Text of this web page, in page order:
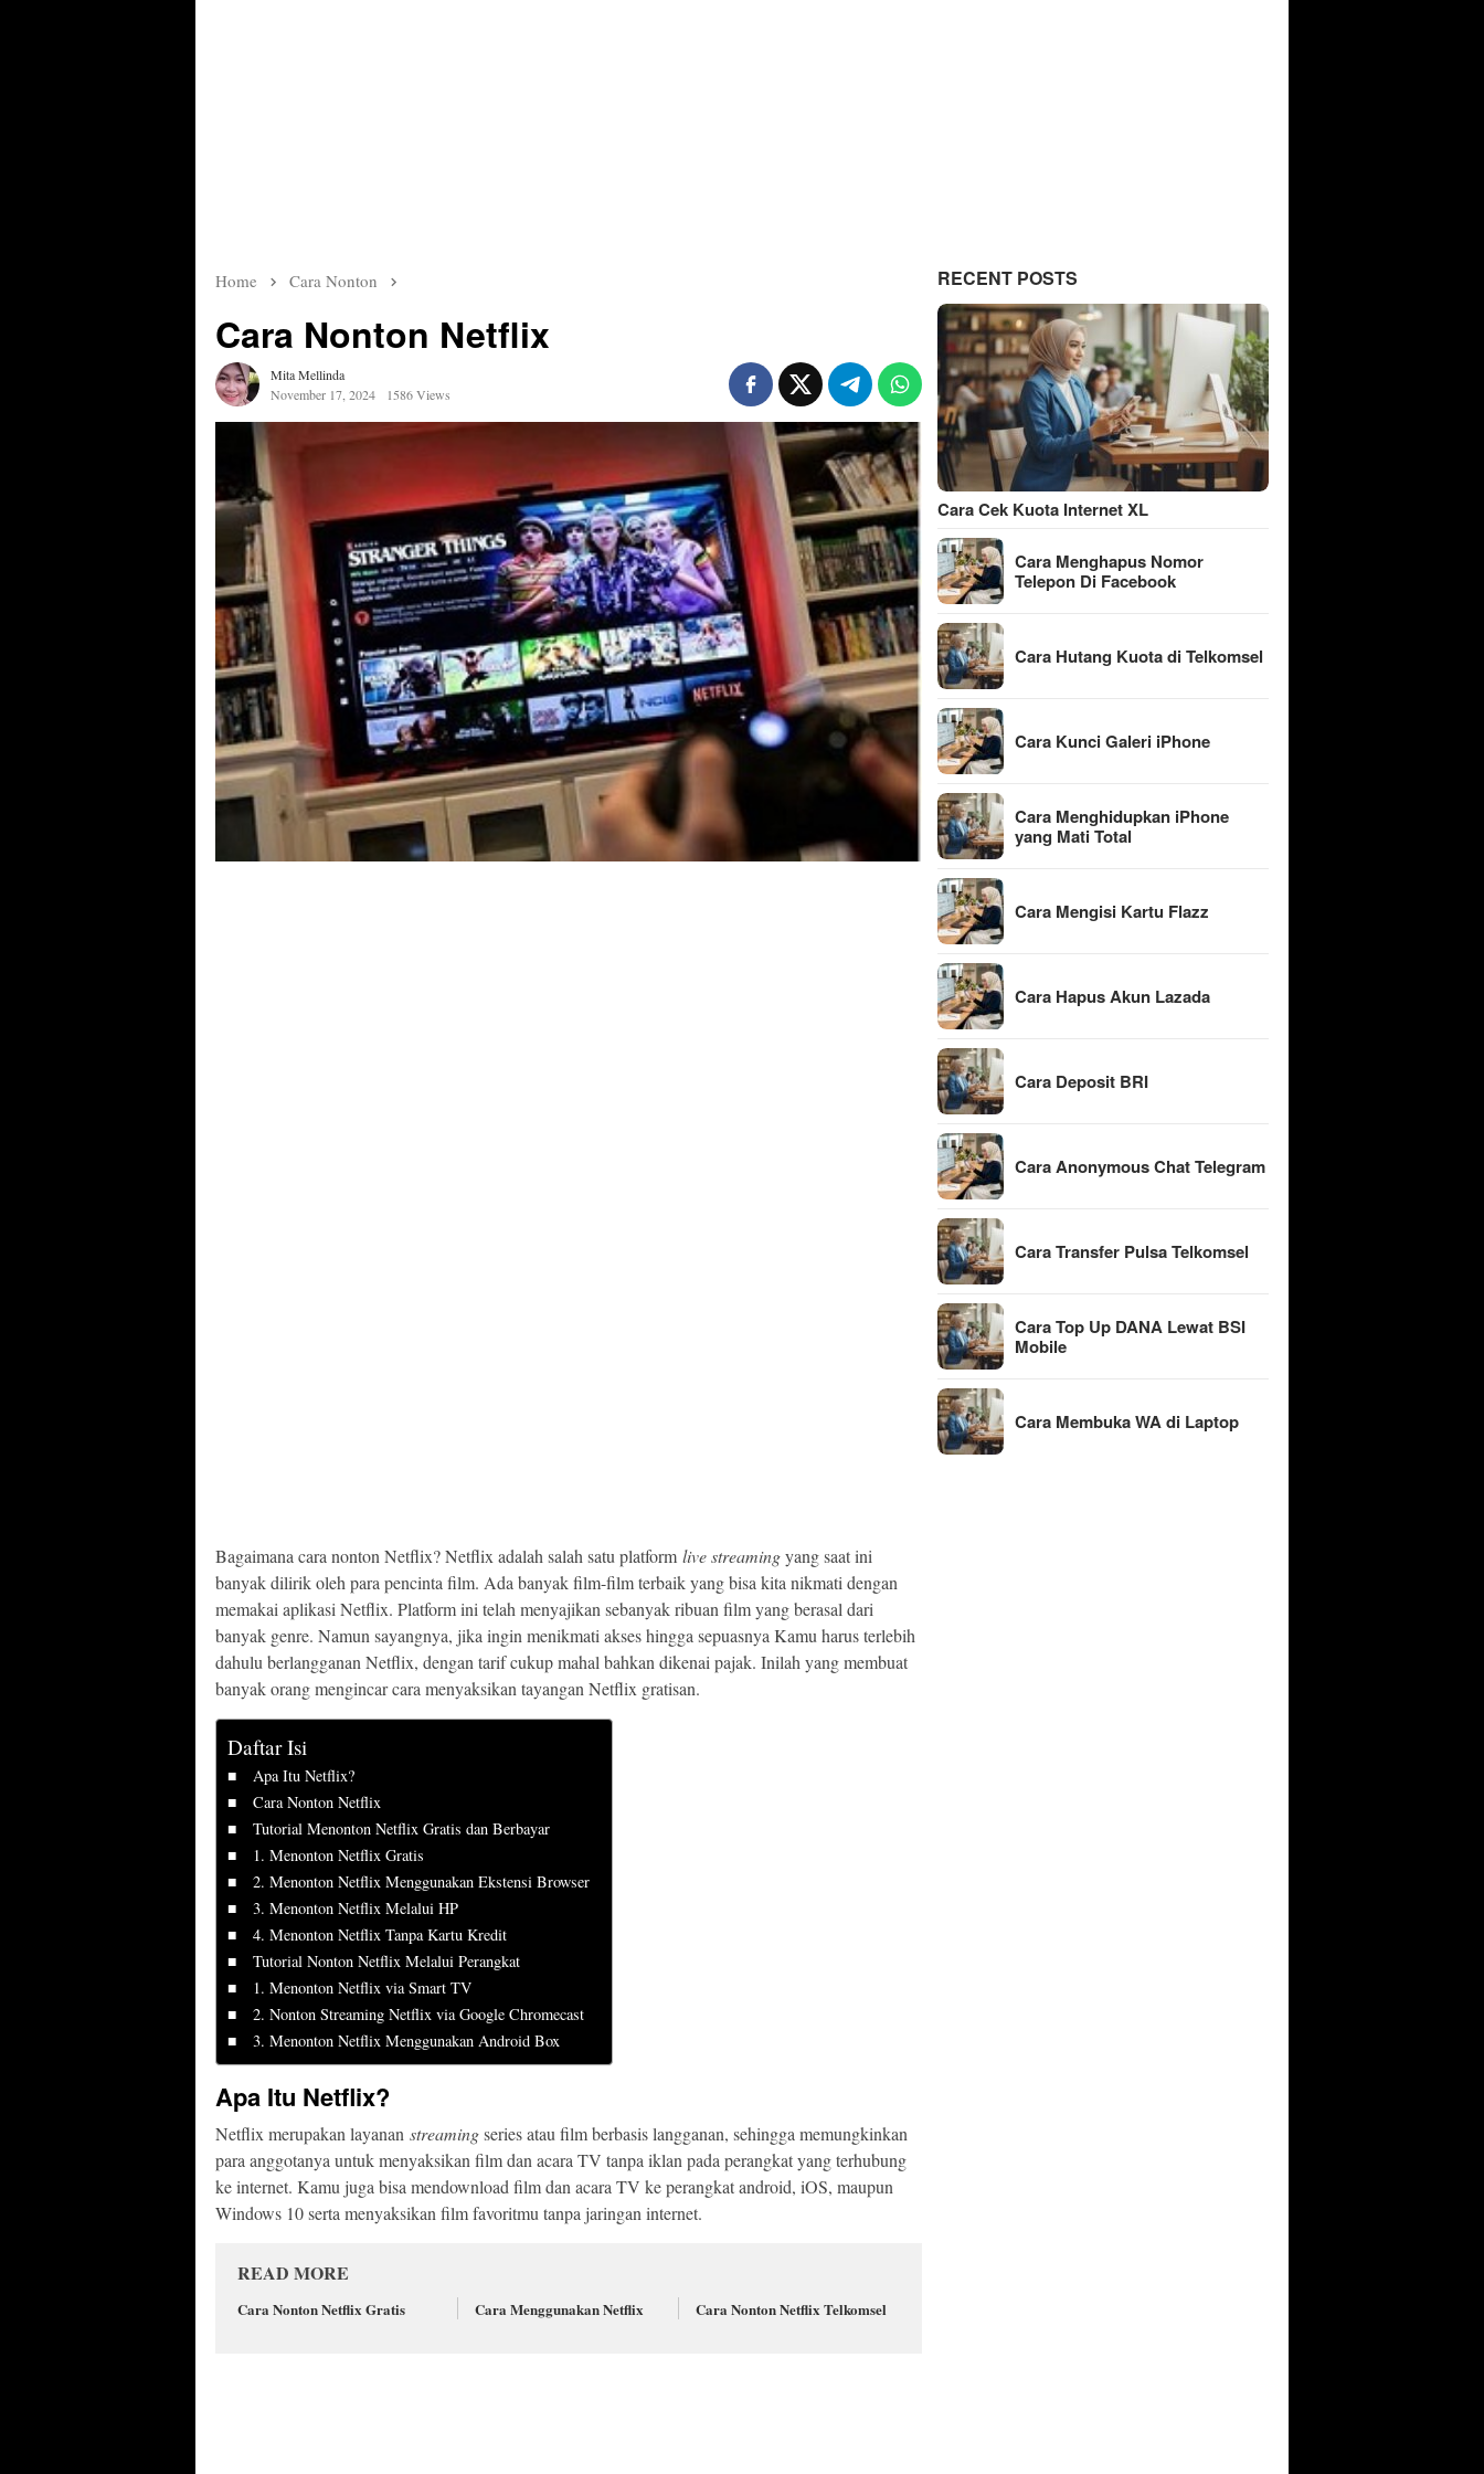
Home Cara Nonton
Cara Nonton Netflix
Mita Mellinda
November 17, 2024
1586 Views
Bagaimana cara nonton Netflix? Netflix adalah salah satu platform live streamingyang saat ini
banyak dilirik oleh para pencinta film. Ada banyak film-film terbaik yang bisa kita nikmati dengan
memakai aplikasi Netflix. Platform ini telah menyajikan sebanyak ribuan film yang berasal dari
banyak genre. Namun sayangnya, jika ingin menikmati akses hingga sepuasnya Kamu harus terlebih
dahulu berlangganan Netflix, dengan tarif cukup mahal bahkan dikenai pajak. Inilah yang membuat
banyak orang mengincar cara menyaksikan tayangan Netflix gratisan.
Daftar Isi
Apa Itu Netflix?
Cara Nonton Netflix
Tutorial Menonton Netflix Gratis dan Berbayar
1. Menonton Netflix Gratis
2. Menonton Netflix Menggunakan Ekstensi Browser
3. Menonton Netflix Melalui HP
4. Menonton Netflix Tanpa Kartu Kredit
Tutorial Nonton Netflix Melalui Perangkat
1. Menonton Netflix via Smart TV
2. Nonton Streaming Netflix via Google Chromecast
3. Menonton Netflix Menggunakan Android Box
Apa Itu Netflix?
Netflix merupakan layanan streamingseries atau film berbasis langganan, sehingga memungkinkan
para anggotanya untuk menyaksikan film dan acara TV tanpa iklan pada perangkat yang terhubung
ke internet. Kamu juga bisa mendownload film dan acara TV ke perangkat android, iOS, maupun
Windows 10 serta menyaksikan film favoritmu tanpa jaringan internet.
READ MORE
Cara Nonton Netflix Gratis Cara Menggunakan Netflix Cara Nonton Netflix Telkomsel
RECENT POSTS
Cara Cek Kuota Internet XL
Cara Menghapus Nomor
Telepon Di Facebook
Cara Hutang Kuota di Telkomsel
Cara Kunci Galeri iPhone
Cara Menghidupkan iPhone
yang Mati Total
Cara Mengisi Kartu Flazz
Cara Hapus Akun Lazada
Cara Deposit BRI
Cara Anonymous Chat Telegram
Cara Transfer Pulsa Telkomsel
Cara Top Up DANA Lewat BSI
Mobile
Cara Membuka WA di Laptop